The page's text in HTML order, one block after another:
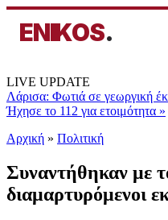
ENIKOS.
LIVE UPDATE
Λάρισα: Φωτιά σε γεωργική
Ήχησε το 112 για ετοιμότητα »
Αρχική » Πολιτική
Συναντήθηκαν με
διαμαρτυρόμενοι